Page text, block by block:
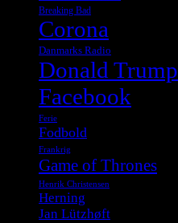
Breaking Bad
Corona
Danmarks Radio
Donald Trump
Facebook
Ferie
Fodbold
Frankrig
Game of Thrones
Henrik Christensen
Herning
Jan Lützhøft